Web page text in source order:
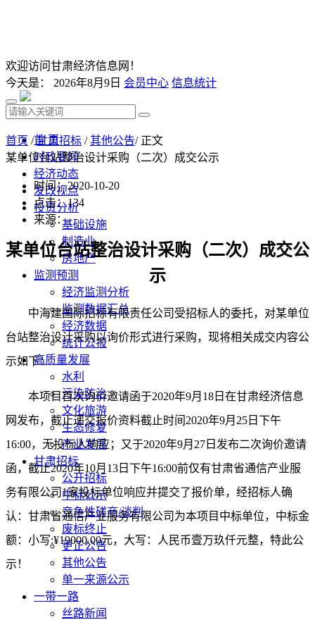
欢迎访问甘肃经济信息网！
今天是： 2026年8月9日 会员中心 信息统计
首 页
时政要闻
经济动态
发改视点
投资分析
基础设施
制造业
房地产
监测预测
经济监测分析
监测数据汇总
经济数据
统计公报
高质量发展
水利
污染防治
文化旅游
生态修复
产业发展
甘肃招标
公开招标
中标公示
竞争性磋商/谈判
废标终止
更正公告
其他公告
单一来源公示
一带一路
丝路新闻
首页 /甘肃招标 /其他公告/ 正文
某单位台站整治设计采购（二次）成交公示
时间：2020-10-20
点击：134
来源：
某单位台站整治设计采购 （二次）成交公
示
中海建国际招标有限责任公司受招标人的委托，对某单位
台站整治设计采购以询价形式进行采购， 现将相关成交内容公
示如下：
本项目首次询价邀请函于2020年9月18日在甘肃经济信息
网发布，截止递交报价资料截止时间2020年9月25日下午
16:00，无投标人响应；又于2020年9月27日发布二次询价邀请
函，截止2020年10月13日下午16:00前仅有甘肃省通信产业服
务有限公司 1家投标单位响应并提交了报价单，经招标人确
认：甘肃省通信产业服务有限公司为本项目中标单位，中标金
额：小写:¥19000.00元，大写：人民币壹万玖仟元整，特此公
示！